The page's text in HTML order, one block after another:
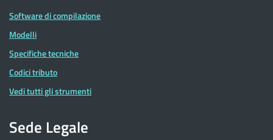
Software di compilazione
Modelli
Specifiche tecniche
Codici tributo
Vedi tutti gli strumenti
Sede Legale